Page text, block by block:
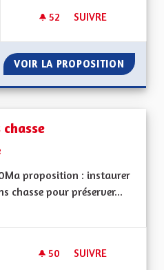
52 52 ABONNÉS
SUIVRE
VOIR LA PROPOSITION EN
chasse
proposition : instaurer
chasse pour préserver...
: Autres
50 50 ABONNÉS
SUIVRE